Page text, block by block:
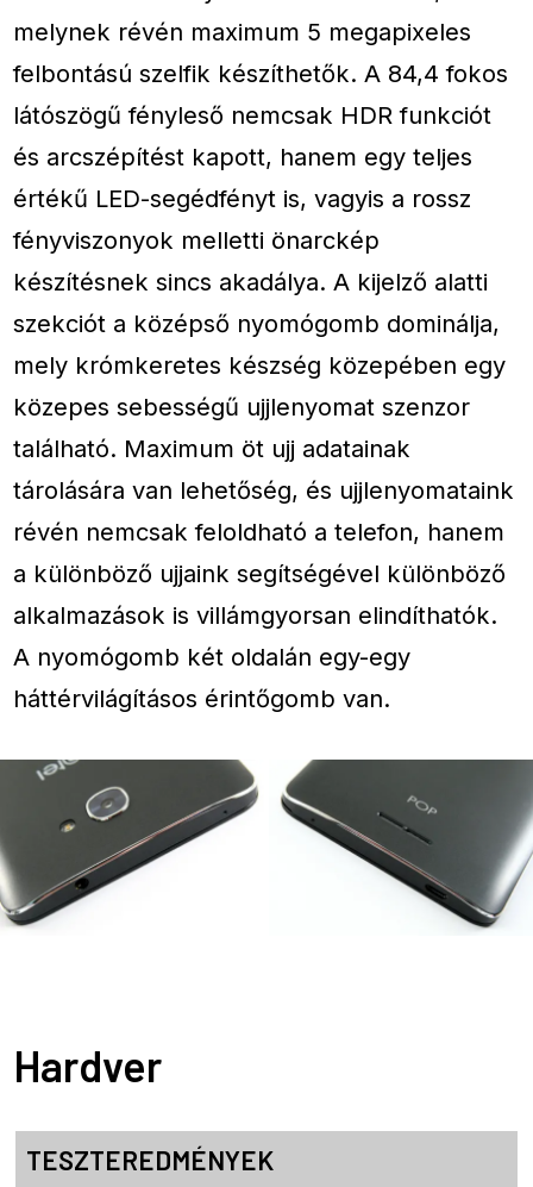
melynek révén maximum 5 megapixeles
felbontású szelfik készíthetők. A 84,4 fokos
látószögű fényleső nemcsak HDR funkciót
és arcszépítést kapott, hanem egy teljes
értékű LED-segédfényt is, vagyis a rossz
fényviszonyok melletti önarckép
készítésnek sincs akadálya. A kijelző alatti
szekciót a középső nyomógomb dominálja,
mely krómkeretes készség közepében egy
közepes sebességű ujjlenyomat szenzor
található. Maximum öt ujj adatainak
tárolására van lehetőség, és ujjlenyomataink
révén nemcsak feloldható a telefon, hanem
a különböző ujjaink segítségével különböző
alkalmazások is villámgyorsan elindíthatók.
A nyomógomb két oldalán egy-egy
háttérvilágításos érintőgomb van.
Hardver
TESZTEREDMÉNYEK